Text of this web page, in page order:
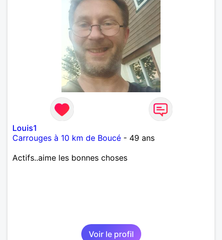
Louis1
Carrouges à 10 km de Boucé - 49 ans
Actifs..aime les bonnes choses
Voir le profil